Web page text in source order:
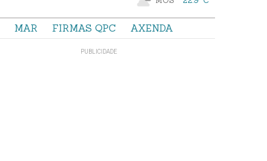
MAR FIRMAS QPC AXENDA